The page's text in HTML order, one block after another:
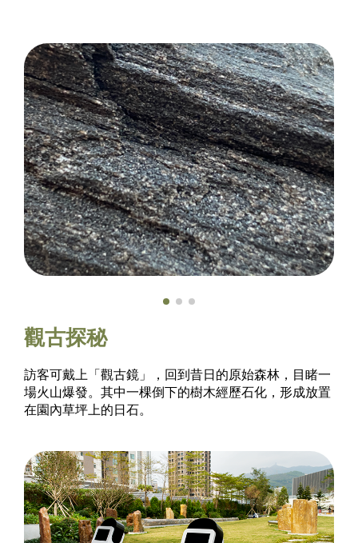
觀古探秘
訪客可戴上「觀古鏡」，回到昔日的原始森林，目睹一
場火山爆發。其中一棵倒下的樹木經歷石化，形成放置
在園內草坪上的日石。